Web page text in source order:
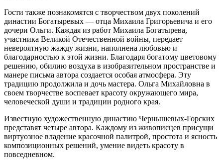
Гости также познакомятся с творчеством двух поколений
династии Богатыревых — отца Михаила Григорьевича и его
дочери Ольги. Каждая из работ Михаила Богатырева,
участника Великой Отечественной войны, передает
невероятную жажду жизни, наполнена любовью и
благодарностью к этой жизни. Благодаря богатому цветовому
решению, обилию воздуха в изобразительном пространстве и
манере письма автора создается особая атмосфера. Эту
традицию продолжила и дочь мастера. Ольга Михайловна в
своем творчестве воспевает красоту окружающего мира,
человеческой души и традиции родного края.
Известную художественную династию Чернышевых-Горских
представят четыре автора. Каждому из живописцев присущи
виртуозное владение красочной палитрой, простота и ясность
композиционных решений, умение видеть красоту в
повседневном.